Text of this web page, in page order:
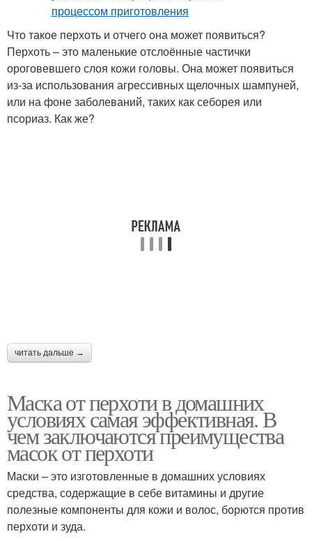
Что такое перхоть и отчего она может появиться?
Перхоть – это маленькие отслоённые частички
ороговевшего слоя кожи головы. Она может появиться
из-за использования агрессивных щелочных шампуней,
или на фоне заболеваний, таких как себорея или
псориаз. Как же?
читать дальше →
Маска от перхоти в домашних
условиях самая эффективная. В
чем заключаются преимущества
масок от перхоти
Маски – это изготовленные в домашних условиях
средства, содержащие в себе витамины и другие
полезные компоненты для кожи и волос, борются против
перхоти и зуда.